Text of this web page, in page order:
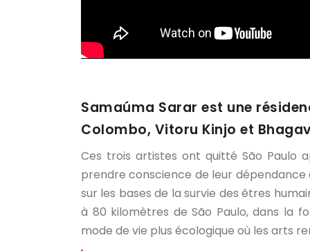
Samaúma Sarar est une
Colombo, Vitoru Kinjo et
Ces trois artistes ont quitté São Paulo
prendre conscience de leur dépendance
sur les bases de la survie des êtres
à 80 kilomètres de São Paulo, dans la
mode de vie plus écologique où les arts